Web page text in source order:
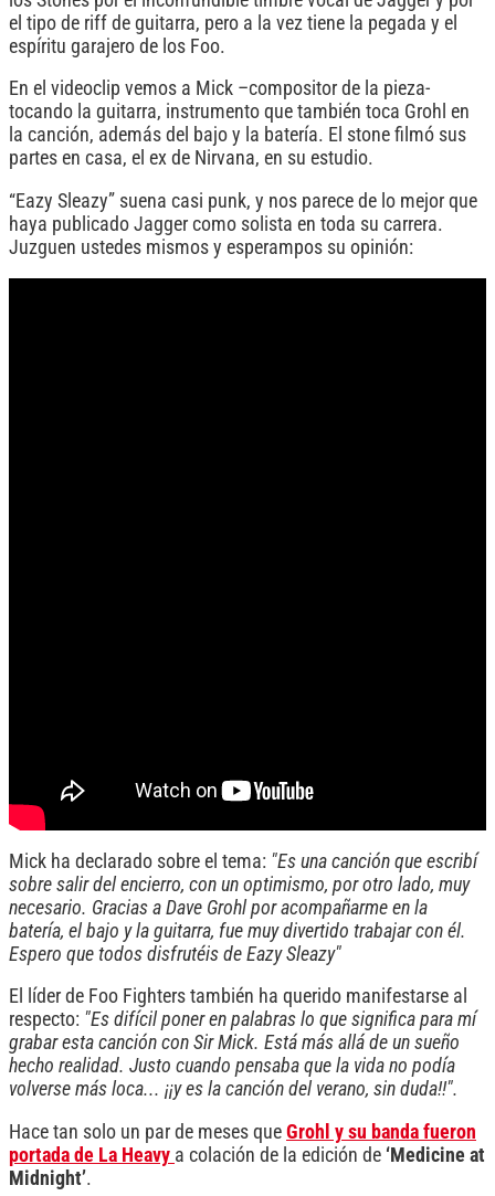
el tipo de riff de guitarra, pero a la vez tiene la pegada y el
espíritu garajero de los Foo.
En el videoclip vemos a Mick –compositor de la pieza-
tocando la guitarra, instrumento que también toca Grohl en
la canción, además del bajo y la batería. El stone filmó sus
partes en casa, el ex de Nirvana, en su estudio.
“Eazy Sleazy” suena casi punk, y nos parece de lo mejor que
haya publicado Jagger como solista en toda su carrera.
Juzguen ustedes mismos y esperampos su opinión:
Mick ha declarado sobre el tema: "Es una canción que escribí
sobre salir del encierro, con un optimismo, por otro lado, muy
necesario. Gracias a Dave Grohl por acompañarme en la
batería, el bajo y la guitarra, fue muy divertido trabajar con él.
Espero que todos disfrutéis de Eazy Sleazy"
El líder de Foo Fighters también ha querido manifestarse al
respecto: "Es difícil poner en palabras lo que significa para mí
grabar esta canción con Sir Mick. Está más allá de un sueño
hecho realidad. Justo cuando pensaba que la vida no podía
volverse más loca... ¡¡y es la canción del verano, sin duda!!".
Hace tan solo un par de meses que Grohl y su banda fueron
portada de La Heavy a colación de la edición de ‘Medicine at
Midnight’.